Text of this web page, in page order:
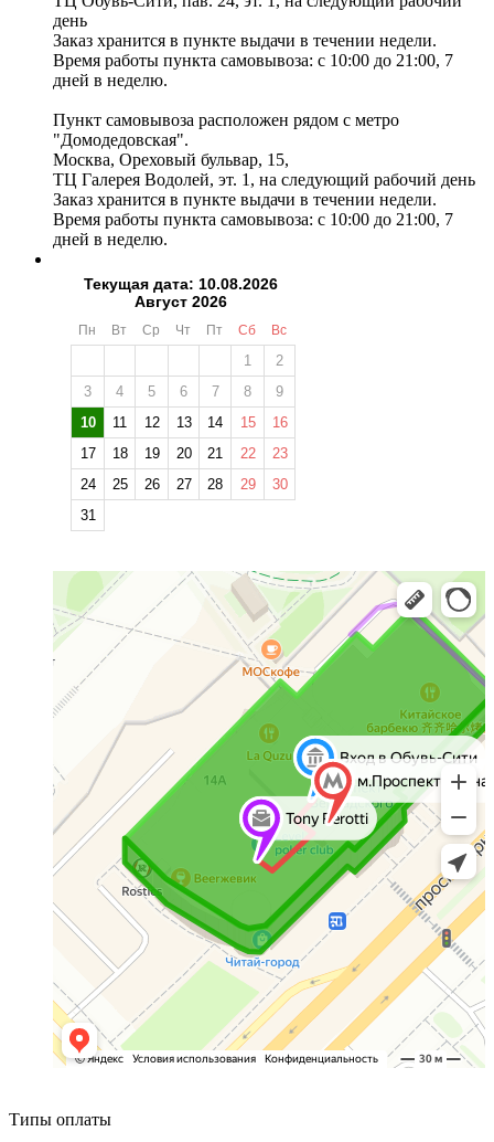
день
Заказ хранится в пункте выдачи в течении недели.
Время работы пункта самовывоза: с 10:00 до 21:00, 7
дней в неделю.
Пункт самовывоза расположен рядом с метро
"Домодедовская".
Москва, Ореховый бульвар, 15,
ТЦ Галерея Водолей, эт. 1, на следующий рабочий день
Заказ хранится в пункте выдачи в течении недели.
Время работы пункта самовывоза: с 10:00 до 21:00, 7
дней в неделю.
Текущая дата: 10.08.2026
Август 2026
Пн Вт Ср Чт Пт Сб Вс
1
2
3
4 5 6 7 8
9
10
11 12 13 14 15
16
17
18 19 20 21 22
23
24
25 26 27 28 29
30
31
Типы оплаты
❄